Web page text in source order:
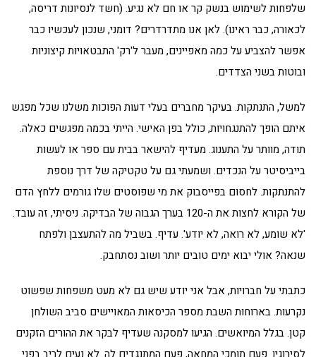
שלפחות לשימוש בנשק קר או חם לא נגיע. (חשד לנסיונות דריסה,
לכאורה, כבר ראינו). לאן אנו מתדרדרים? דומני, שנכון לעכשיו כבר
אפשר להצביע על כמה מאפיינים, מעבר ל'רק' התבטאויות קיצוניות
ובוטות בשני הצדדים.
למשל, התנתקות. בעיקר מחברים בעלי דעות הפוכות משלנו שכל מפגש
איתם הופך להתנגחויות, כולל בפן האישי. הייתי בכמה מפגשים כאלה.
תודה, מוותר על התענוג. מעדיף להישאר בבית עם ספר או לעשות
בייביסיטר על הנכדים. ושמעתי גם על טקטיקה של דרך נוספת
להתנתקות. לחסום בפייסבוק את מי שפוסטים שלו גורמים ללחץ הדם
של הקורא לחצות את ה-120 בערך הגבוה של הבדיקה. ניסיתי, זה עובד.
'לא שומע, לא רואה, לא יודע'. עדיף. בשביל מה להתעצבן ולפתח
שנאה? אולי יבוא ימים טובים יותר ושוב נסתחבק.
כתבתי על חברויות, אבל אני יודע שיש גם לא מעט משפחות שפשוט
נקרעות. בארוחות השבת מספר הכיסאות המאויישים סביב השולחן
קטן. בגלל המיואשים. הגיעו למסקנה שעדיף לבקר את ההורים הזקנים